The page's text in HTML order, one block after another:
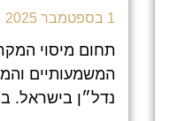
1 בספטמבר 2025
תחום מיסוי
המשמעותיים
נדל״ן בישראל.